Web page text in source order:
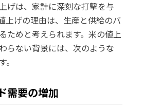
げは、家計に深刻な打撃を与
上げの理由は、生産と供給のバ
ためと考えられます。米の値上
らない背景には、次のような
需要の増加